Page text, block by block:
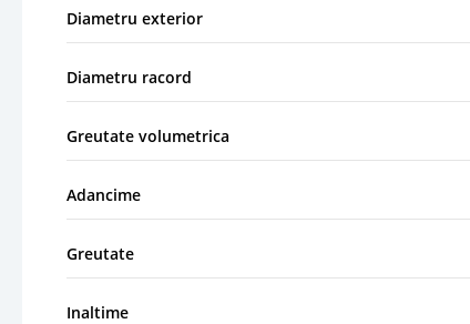
Diametru exterior
Diametru racord
Greutate volumetrica
Adancime
Greutate
Inaltime